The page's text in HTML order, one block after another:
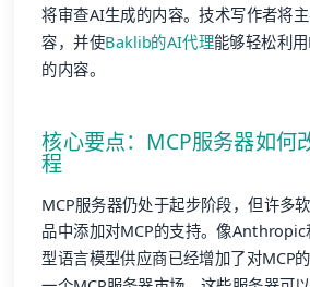
将审查AI生成的内容。技术写作者将
容，并使Baklib的AI代理能够轻松利
的内容。
核心要点：MCP服务器如何
程
MCP服务器仍处于起步阶段，但许多
品中添加对MCP的支持。像
型语言模型供应商已经增加了对MCP